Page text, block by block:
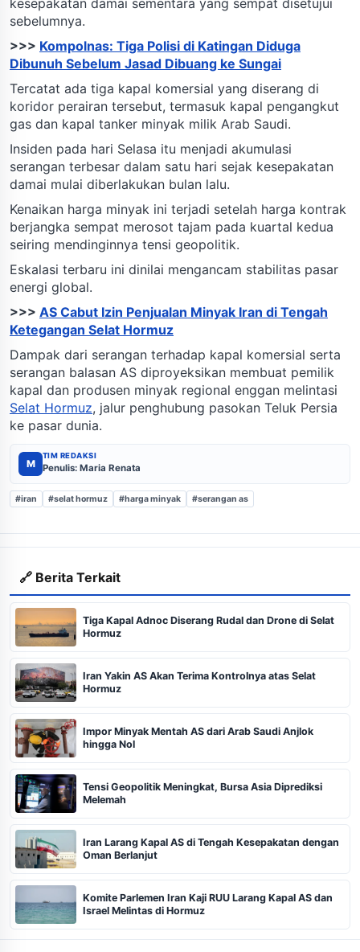
sebelumnya.
>>> Kompolnas: Tiga Polisi di Katingan Diduga
Dibunuh Sebelum Jasad Dibuang ke Sungai
Tercatat ada tiga kapal komersial yang diserang di
koridor perairan tersebut, termasuk kapal pengangkut
gas dan kapal tanker minyak milik Arab Saudi.
Insiden pada hari Selasa itu menjadi akumulasi
serangan terbesar dalam satu hari sejak kesepakatan
damai mulai diberlakukan bulan lalu.
Kenaikan harga minyak ini terjadi setelah harga kontrak
berjangka sempat merosot tajam pada kuartal kedua
seiring mendinginnya tensi geopolitik.
Eskalasi terbaru ini dinilai mengancam stabilitas pasar
energi global.
>>> AS Cabut Izin Penjualan Minyak Iran di Tengah
Ketegangan Selat Hormuz
Dampak dari serangan terhadap kapal komersial serta
serangan balasan AS diproyeksikan membuat pemilik
kapal dan produsen minyak regional enggan melintasi
Selat Hormuz, jalur penghubung pasokan Teluk Persia
ke pasar dunia.
M
TIM REDAKSI
Penulis: Maria Renata
#iran #selat hormuz #harga minyak #serangan as
🔗 Berita Terkait
Tiga Kapal Adnoc Diserang Rudal dan Drone di Selat
Hormuz
Iran Yakin AS Akan Terima Kontrolnya atas Selat
Hormuz
Impor Minyak Mentah AS dari Arab Saudi Anjlok
hingga Nol
Tensi Geopolitik Meningkat, Bursa Asia Diprediksi
Melemah
Iran Larang Kapal AS di Tengah Kesepakatan dengan
Oman Berlanjut
Komite Parlemen Iran Kaji RUU Larang Kapal AS dan
Israel Melintas di Hormuz